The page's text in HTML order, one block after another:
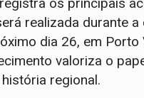
realizada durante
dia 26, em
valoriza o
regional.